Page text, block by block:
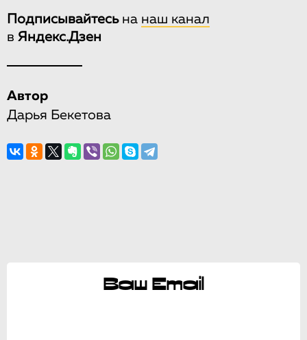
Подписывайтесьна наш канал
в Яндекс.Дзен
Автор
Дарья Бекетова
Ваш Email